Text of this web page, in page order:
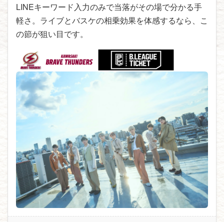
LINEキーワード入力のみで当落がその場で分かる手
軽さ。ライブとバスケの相乗効果を体感するなら、こ
の節が狙い目です。